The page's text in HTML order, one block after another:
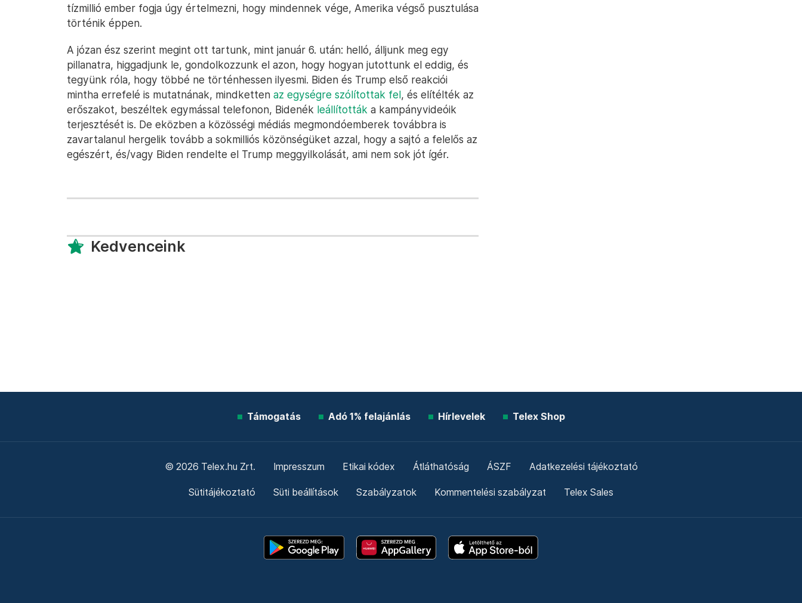
tízmillió ember fogja úgy értelmezni, hogy mindennek vége, Amerika végső pusztulása
történik éppen.
A józan ész szerint megint ott tartunk, mint január 6. után: helló, álljunk meg egy
pillanatra, higgadjunk le, gondolkozzunk el azon, hogy hogyan jutottunk el eddig, és
tegyünk róla, hogy többé ne történhessen ilyesmi. Biden és Trump első reakciói
mintha errefelé is mutatnának, mindketten az egységre szólítottak fel, és elítélték az
erőszakot, beszéltek egymással telefonon, Bidenék leállították a kampányvideóik
terjesztését is. De eközben a közösségi médiás megmondóemberek továbbra is
zavartalanul hergelik tovább a sokmilliós közönségüket azzal, hogy a sajtó a felelős az
egészért, és/vagy Biden rendelte el Trump meggyilkolását, ami nem sok jót ígér.
Kedvenceink
Támogatás Adó 1% felajánlás Hírlevelek Telex Shop
© 2026 Telex.hu Zrt. Impresszum Etikai kódex Átláthatóság ÁSZF Adatkezelési tájékoztató
Sütitájékoztató Süti beállítások Szabályzatok Kommentelési szabályzat Telex Sales